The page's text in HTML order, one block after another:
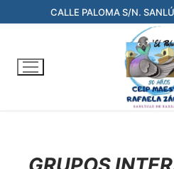
CALLE PALOMA S/N.